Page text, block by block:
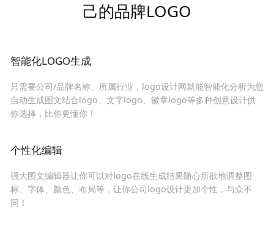
己的品牌LOGO
智能化LOGO生成
只需要公司/品牌名称、所属行业，logo设计网就能智能化分析为您
自动生成图文结合logo、文字logo、徽章logo等多种创意设计供
你选择，比你更懂你！
个性化编辑
强大图文编辑器让你可以对logo在线生成结果随心所欲地调整图
标、字体、颜色、布局等，让你公司logo设计更加个性，与众不
同！